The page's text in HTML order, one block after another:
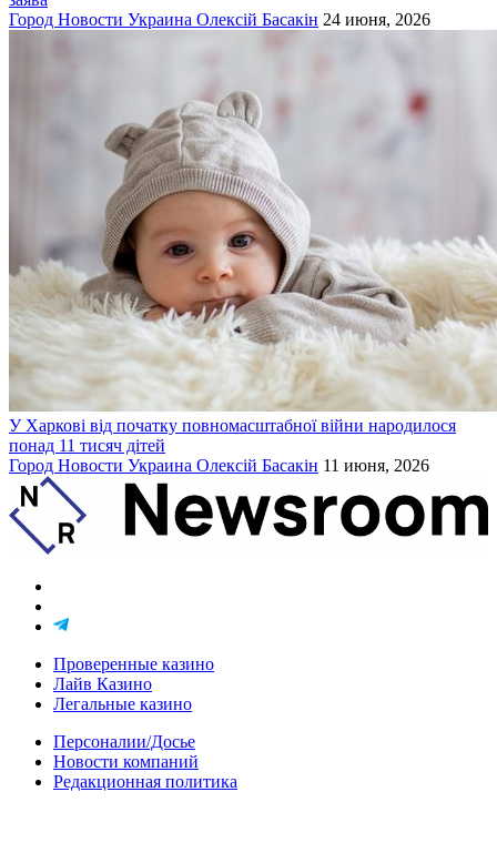
Город Новости Украина Олексій Басакін 24 июня, 2026
У Харкові від початку повномасштабної війни народилося
понад 11 тисяч дітей
Город Новости Украина Олексій Басакін 11 июня, 2026
Проверенные казино
Лайв Казино
Легальные казино
Персоналии/Досье
Новости компаний
Редакционная политика